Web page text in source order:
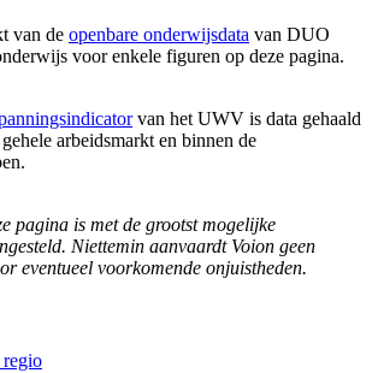
van de openbare onderwijsdata van DUO
voor enkele figuren op deze pagina.
van het UWV is data gehaald
arbeidsmarkt en binnen de
pagina is met de grootst mogelijke
Niettemin aanvaardt Voion geen
eventueel voorkomende onjuistheden.
regio